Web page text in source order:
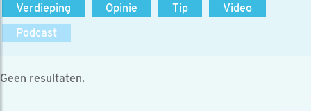
Verdieping
Opinie Tip
Video
Podcast
Geen resultaten.